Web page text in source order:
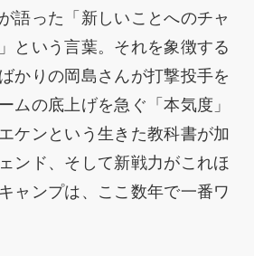
語った「新しいことへのチャ
という言葉。それを象徴する
かりの岡島さんが打撃投手を
ムの底上げを急ぐ「本気度」
ケンという生きた教科書が加
ンド、そして新戦力がこれほ
ャンプは、ここ数年で一番ワ